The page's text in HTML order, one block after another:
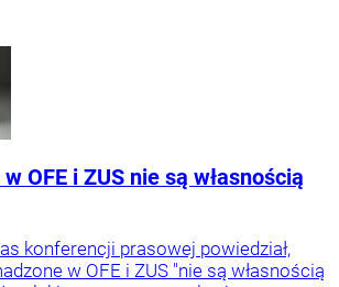
OFE i ZUS nie są własnością
konferencji prasowej powiedział,
w OFE i ZUS "nie są własnością